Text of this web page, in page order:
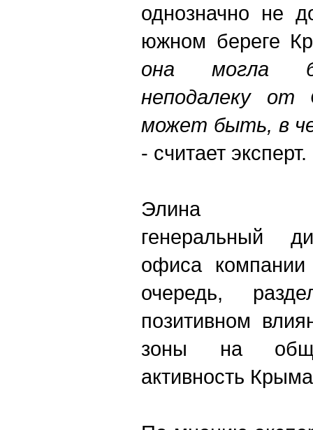
однозначно не
южном береге
она могла
неподалеку от
может быть, в
- считает эксперт.
Элина
генеральный
офиса
очередь,
позитивном
зоны на
активность